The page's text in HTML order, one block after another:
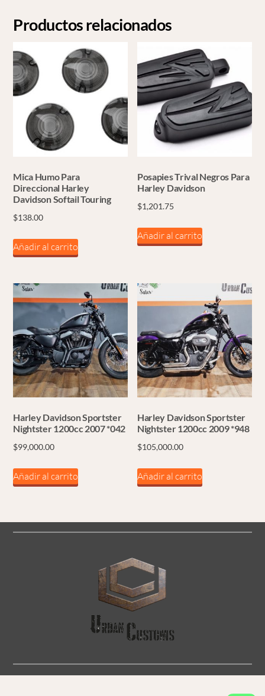
Productos relacionados
Mica Humo Para
Direccional Harley
Davidson Softail Touring
$138.00
Añadir al carrito
Posapies Trival Negros Para
Harley Davidson
$1,201.75
Añadir al carrito
Harley Davidson Sportster
Nightster 1200cc 2007 *042
$99,000.00
Añadir al carrito
Harley Davidson Sportster
Nightster 1200cc 2009 *948
$105,000.00
Añadir al carrito